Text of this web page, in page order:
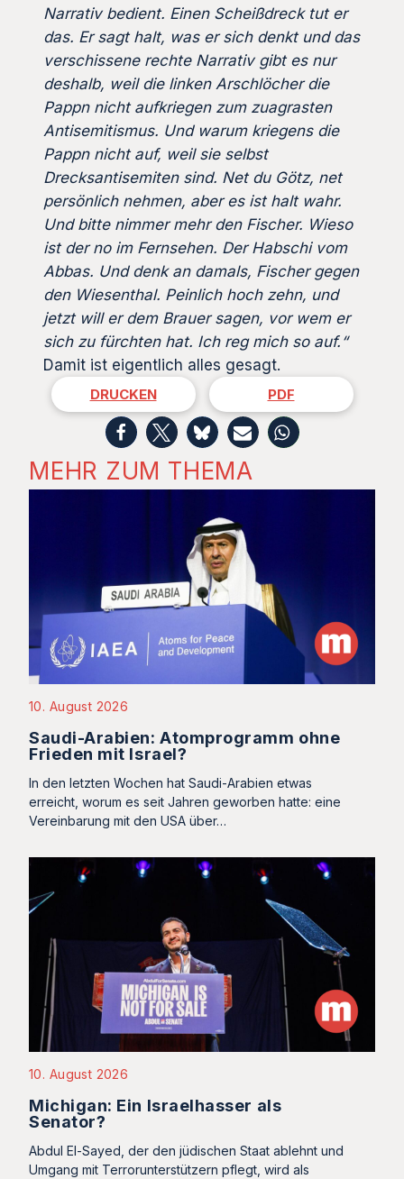
Narrativ bedient. Einen Scheißdreck tut er
das. Er sagt halt, was er sich denkt und das
verschissene rechte Narrativ gibt es nur
deshalb, weil die linken Arschlöcher die
Pappn nicht aufkriegen zum zuagrasten
Antisemitismus. Und warum kriegens die
Pappn nicht auf, weil sie selbst
Drecksantisemiten sind. Net du Götz, net
persönlich nehmen, aber es ist halt wahr.
Und bitte nimmer mehr den Fischer. Wieso
ist der no im Fernsehen. Der Habschi vom
Abbas. Und denk an damals, Fischer gegen
den Wiesenthal. Peinlich hoch zehn, und
jetzt will er dem Brauer sagen, vor wem er
sich zu fürchten hat. Ich reg mich so auf.“
Damit ist eigentlich alles gesagt.
DRUCKEN PDF
MEHR ZUM THEMA
10. August 2026
Saudi-Arabien: Atomprogramm ohne
Frieden mit Israel?
In den letzten Wochen hat Saudi-Arabien etwas
erreicht, worum es seit Jahren geworben hatte: eine
Vereinbarung mit den USA über…
10. August 2026
Michigan: Ein Israelhasser als
Senator?
Abdul El-Sayed, der den jüdischen Staat ablehnt und
Umgang mit Terrorunterstützern pflegt, wird als